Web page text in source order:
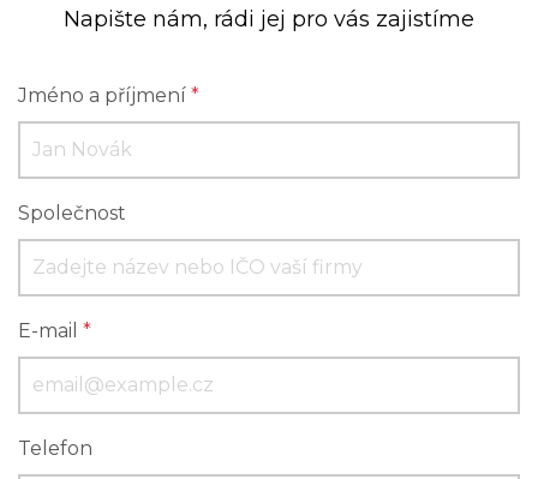
Napište nám, rádi jej pro vás zajistíme
Jméno a příjmení *
Společnost
E-mail *
Telefon